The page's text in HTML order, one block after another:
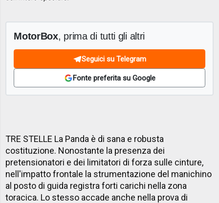
MotorBox, prima di tutti gli altri
Seguici su Telegram
Fonte preferita su Google
TRE STELLE La Panda è di sana e robusta
costituzione. Nonostante la presenza dei
pretensionatori e dei limitatori di forza sulle cinture,
nell'impatto frontale la strumentazione del manichino
al posto di guida registra forti carichi nella zona
toracica. Lo stesso accade anche nella prova di